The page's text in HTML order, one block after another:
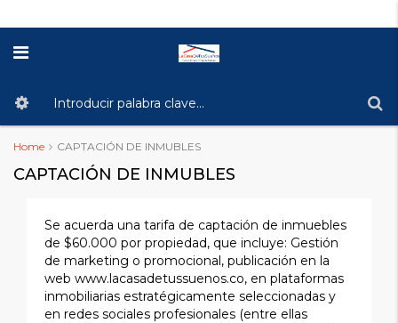
Home CAPTACIÓN DE INMUBLES
CAPTACIÓN DE INMUBLES
Se acuerda una tarifa de captación de inmuebles
de $60.000 por propiedad, que incluye: Gestión
de marketing o promocional, publicación en la
web www.lacasadetussuenos.co, en plataformas
inmobiliarias estratégicamente seleccionadas y
en redes sociales profesionales (entre ellas